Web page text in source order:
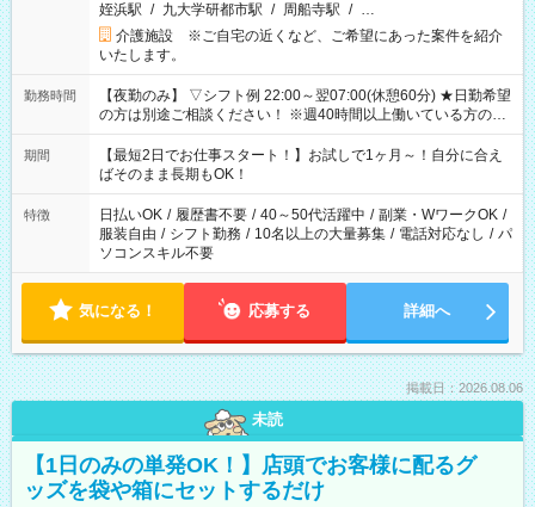
姪浜駅 / 九大学研都市駅 / 周船寺駅 / …
介護施設 ※ご自宅の近くなど、ご希望にあった案件を紹介
いたします。
勤務時間
【夜勤のみ】 ▽シフト例 22:00～翌07:00(休憩60分) ★日勤希望
の方は別途ご相談ください！ ※週40時間以上働いている方のW
ワークはNG
期間
【最短2日でお仕事スタート！】お試しで1ヶ月～！自分に合え
ばそのまま長期もOK！
特徴 日払いOK / 履歴書不要 / 40～50代活躍中 / 副業・WワークOK /
服装自由 / シフト勤務 / 10名以上の大量募集 / 電話対応なし / パ
ソコンスキル不要
気になる！ 応募する 詳細へ
掲載日：2026.08.06
未読
【1日のみの単発OK！】店頭でお客様に配るグ
ッズを袋や箱にセットするだけ